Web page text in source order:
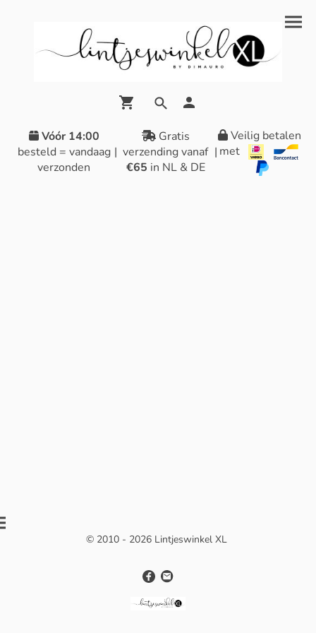
Vóór 14:00
besteld = vandaag
verzonden
|
Gratis
verzending vanaf
€65 in NL & DE
|
Veilig betalen
met
© 2010 - 2026 Lintjeswinkel XL